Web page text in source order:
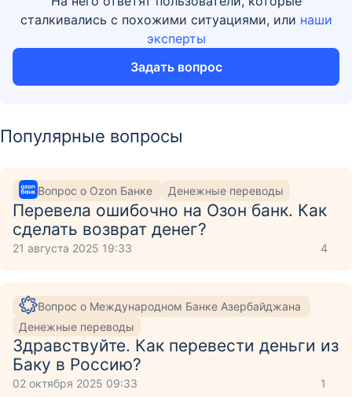
сталкивались с похожими ситуациями, или наши
эксперты
Задать вопрос
Популярные вопросы
Вопрос о Ozon Банке Денежные переводы
Перевела ошибочно на Озон банк. Как
сделать возврат денег?
21 августа 2025 19:33 4
Вопрос о Международном Банке Азербайджана
Денежные переводы
Здравствуйте. Как перевести деньги из
Баку в Россию?
02 октября 2025 09:33 1